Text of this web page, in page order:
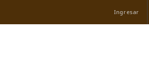
Ingresar